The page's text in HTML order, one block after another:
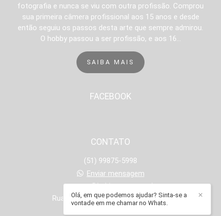
fotografia e nunca se viu com outra profissão. Comprou
sua primeira câmera profissional aos 15 anos e desde
então seguiu os passos desta arte que sempre admirou.
O hobby passou a ser profissão, e aos 16...
SAIBA MAIS
FACEBOOK
CONTATO
(51) 99875-5998
Enviar mensagem
contato@babiramme.com.br
Rua Onze de Junho, 1251 - Operário
✕
Olá, em que podemos ajudar? Sinta-se a
vontade em me chamar no Whats.